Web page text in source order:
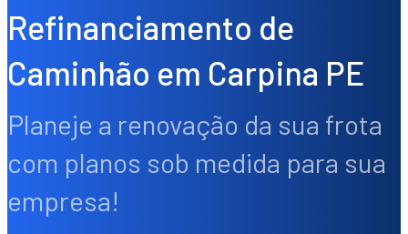
Refinanciamento de
Caminhão em Carpina PE
Planeje a renovação da sua frota
com planos sob medida para sua
empresa!